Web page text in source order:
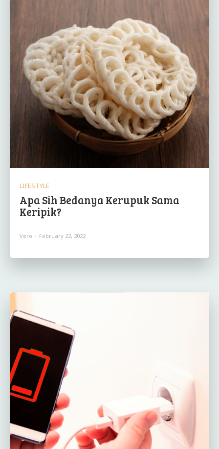
LIFESTYLE
Apa Sih Bedanya Kerupuk Sama
Keripik?
Vero - February 22, 2022